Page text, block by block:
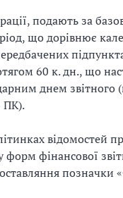
подають за
що дорівнює
60 к. дн., що
днем звітного
ПК).
відомостей
форм фінансової
позначки